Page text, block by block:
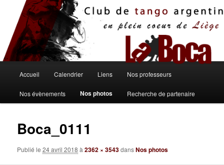
contenu
principal
principal
Accueil Calendrier Liens Nos professeurs
Nos évènements Nos photos Recherche de partenaire
Boca_0111
Publié le24 avril 2018 à2362 × 3543dansNos photos